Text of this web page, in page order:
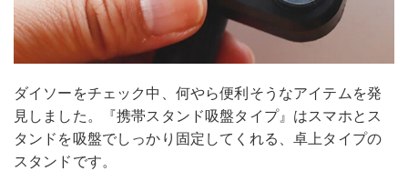
ダイソーをチェック中、何やら便利そうなアイテムを発
見しました。『携帯スタンド吸盤タイプ』はスマホとス
タンドを吸盤でしっかり固定してくれる、卓上タイプの
スタンドです。